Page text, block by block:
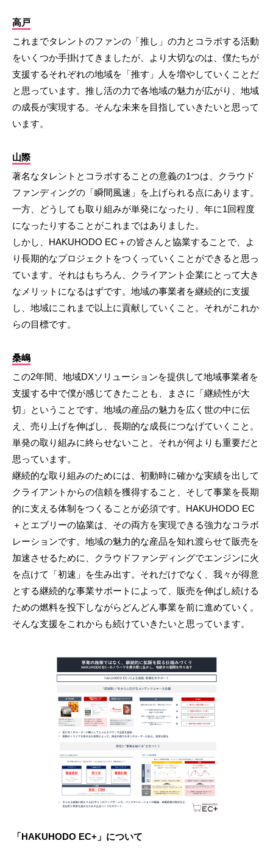
高戸
これまでタレントのファンの「推し」の力とコラボする活動
をいくつか手掛けてきましたが、より大切なのは、僕たちが
支援するそれぞれの地域を「推す」人を増やしていくことだ
と思っています。推し活の力で各地域の魅力が広がり、地域
の成長が実現する。そんな未来を目指していきたいと思って
います。
山際
著名なタレントとコラボすることの意義の1つは、クラウド
ファンディングの「瞬間風速」を上げられる点にあります。
一方、どうしても取り組みが単発になったり、年に1回程度
になったりすることがこれまではありました。
しかし、HAKUHODO EC＋の皆さんと協業することで、よ
り長期的なプロジェクトをつくっていくことができると思っ
ています。それはもちろん、クライアント企業にとって大き
なメリットになるはずです。地域の事業者を継続的に支援
し、地域にこれまで以上に貢献していくこと。それがこれか
らの目標です。
桑嶋
この2年間、地域DXソリューションを提供して地域事業者を
支援する中で僕が感じてきたことも、まさに「継続性が大
切」ということです。地域の産品の魅力を広く世の中に伝
え、売り上げを伸ばし、長期的な成長につなげていくこと。
単発の取り組みに終らせないこと。それが何よりも重要だと
思っています。
継続的な取り組みのためには、初動時に確かな実績を出して
クライアントからの信頼を獲得すること、そして事業を長期
的に支える体制をつくることが必須です。HAKUHODO EC
＋とエブリーの協業は、その両方を実現できる強力なコラボ
レーションです。地域の魅力的な産品を知れ渡らせて販売を
加速させるために、クラウドファンディングでエンジンに火
を点けて「初速」を生み出す。それだけでなく、我々が得意
とする継続的な事業サポートによって、販売を伸ばし続ける
ための燃料を投下しながらどんどん事業を前に進めていく。
そんな支援をこれからも続けていきたいと思っています。
「HAKUHODO EC+」について